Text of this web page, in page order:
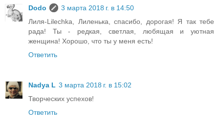
Dodo
3 марта 2018 г. в 14:50
Лиля-Lilechka, Лиленька, спасибо, дорогая! Я так тебе
рада! Ты - редкая, светлая, любящая и уютная
женщина! Хорошо, что ты у меня есть!
Ответить
Nadya L 3 марта 2018 г. в 15:02
Творческих успехов!
Ответить